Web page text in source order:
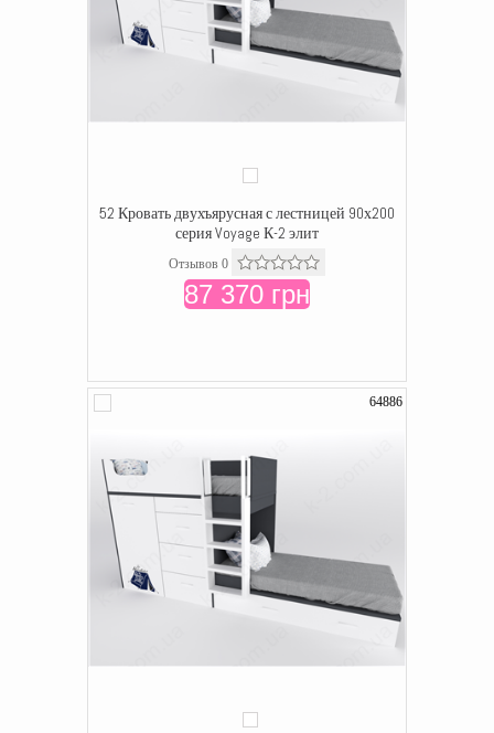
52 Кровать двухъярусная с лестницей 90х200
серия Voyage К-2 элит
Отзывов 0
87 370 грн
64886